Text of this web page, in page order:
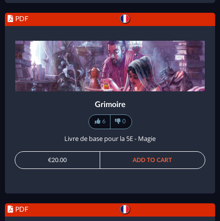
PDF
Grimoire
6 0
Livre de base pour la 5E - Magie
€20.00 ADD TO CART
PDF